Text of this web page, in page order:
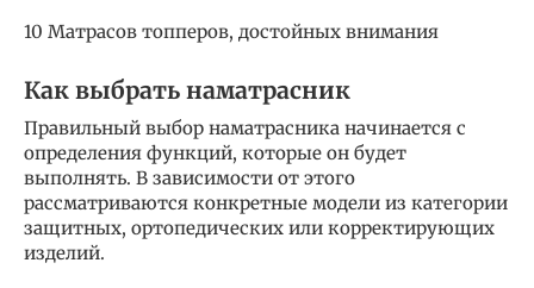
10 Матрасов топперов, достойных внимания
Как выбрать наматрасник
Правильный выбор наматрасника начинается с
определения функций, которые он будет
выполнять. В зависимости от этого
рассматриваются конкретные модели из категории
защитных, ортопедических или корректирующих
изделий.